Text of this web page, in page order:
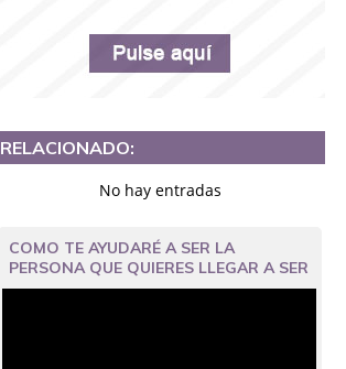
RELACIONADO:
No hay entradas
COMO TE AYUDARÉ A SER LA
PERSONA QUE QUIERES LLEGAR A SER